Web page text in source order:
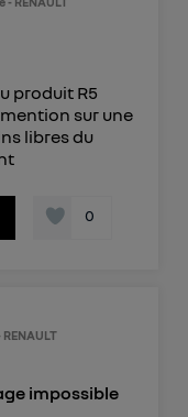
produit R5
sur une
libres du
0
impossible